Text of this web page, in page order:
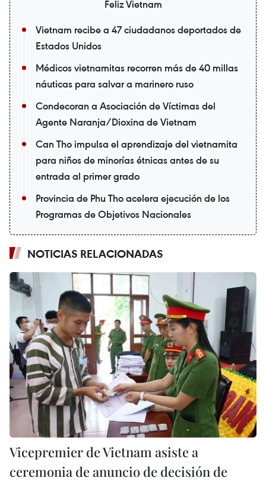
Feliz Vietnam
Vietnam recibe a 47 ciudadanos deportados de
Estados Unidos
Médicos vietnamitas recorren más de 40 millas
náuticas para salvar a marinero ruso
Condecoran a Asociación de Víctimas del
Agente Naranja/Dioxina de Vietnam
Can Tho impulsa el aprendizaje del vietnamita
para niños de minorías étnicas antes de su
entrada al primer grado
Provincia de Phu Tho acelera ejecución de los
Programas de Objetivos Nacionales
NOTICIAS RELACIONADAS
Vicepremier de Vietnam asiste a
ceremonia de anuncio de decisión de